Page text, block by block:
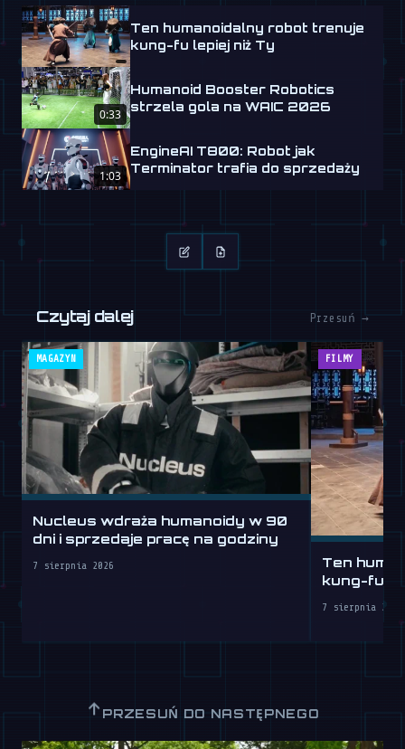
Ten humanoidalny robot trenuje
kung-fu lepiej niż Ty
0:33
Humanoid Booster Robotics
strzela gola na WAIC 2026
1:03
EngineAI T800: Robot jak
Terminator trafia do sprzedaży
Czytaj dalej Przesuń →
MAGAZYN
Nucleus wdraża humanoidy w 90
dni i sprzedaje pracę na godziny
7 sierpnia 2026
FILMY
Ten
kung-fu
7 sierpnia 2026
↑ PRZESUŃ DO NASTĘPNEGO